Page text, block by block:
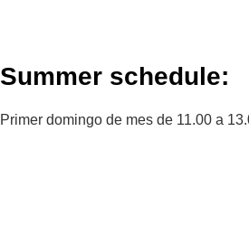
Summer schedule:
Primer domingo de mes de 11.00 a